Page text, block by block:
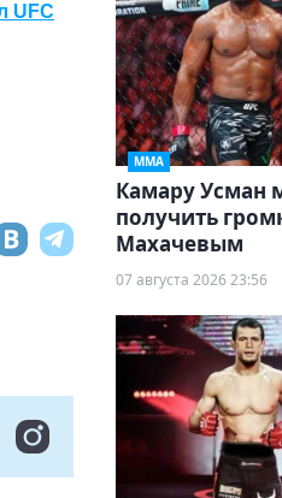
UFC
ММА
Камару Усман
получить
Махачевым
07 августа 2026 23:56